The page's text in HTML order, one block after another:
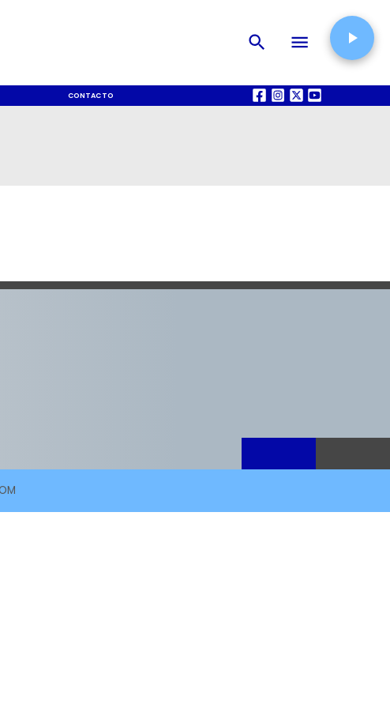
CONTACTO QUIÉNES SOMOS